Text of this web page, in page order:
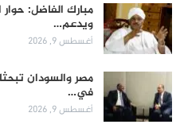
مبارك الفاضل:
ويدعم…
أغسطس 9, 2026
مصر والسودان
في…
أغسطس 9, 2026